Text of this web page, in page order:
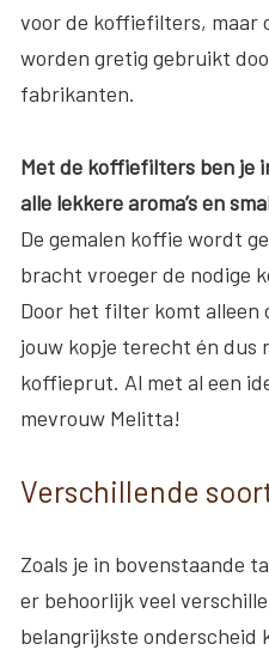
voor de koffiefilters, maar
worden gretig gebruikt
fabrikanten.
Met de koffiefilters ben je
alle lekkere aroma’s en
De gemalen koffie wordt
bracht vroeger de nodige
Door het filter komt alleen
jouw kopje terecht én dus
koffieprut. Al met al een
mevrouw Melitta!
Verschillende
Zoals je in bovenstaande
er behoorlijk veel
belangrijkste onderscheid